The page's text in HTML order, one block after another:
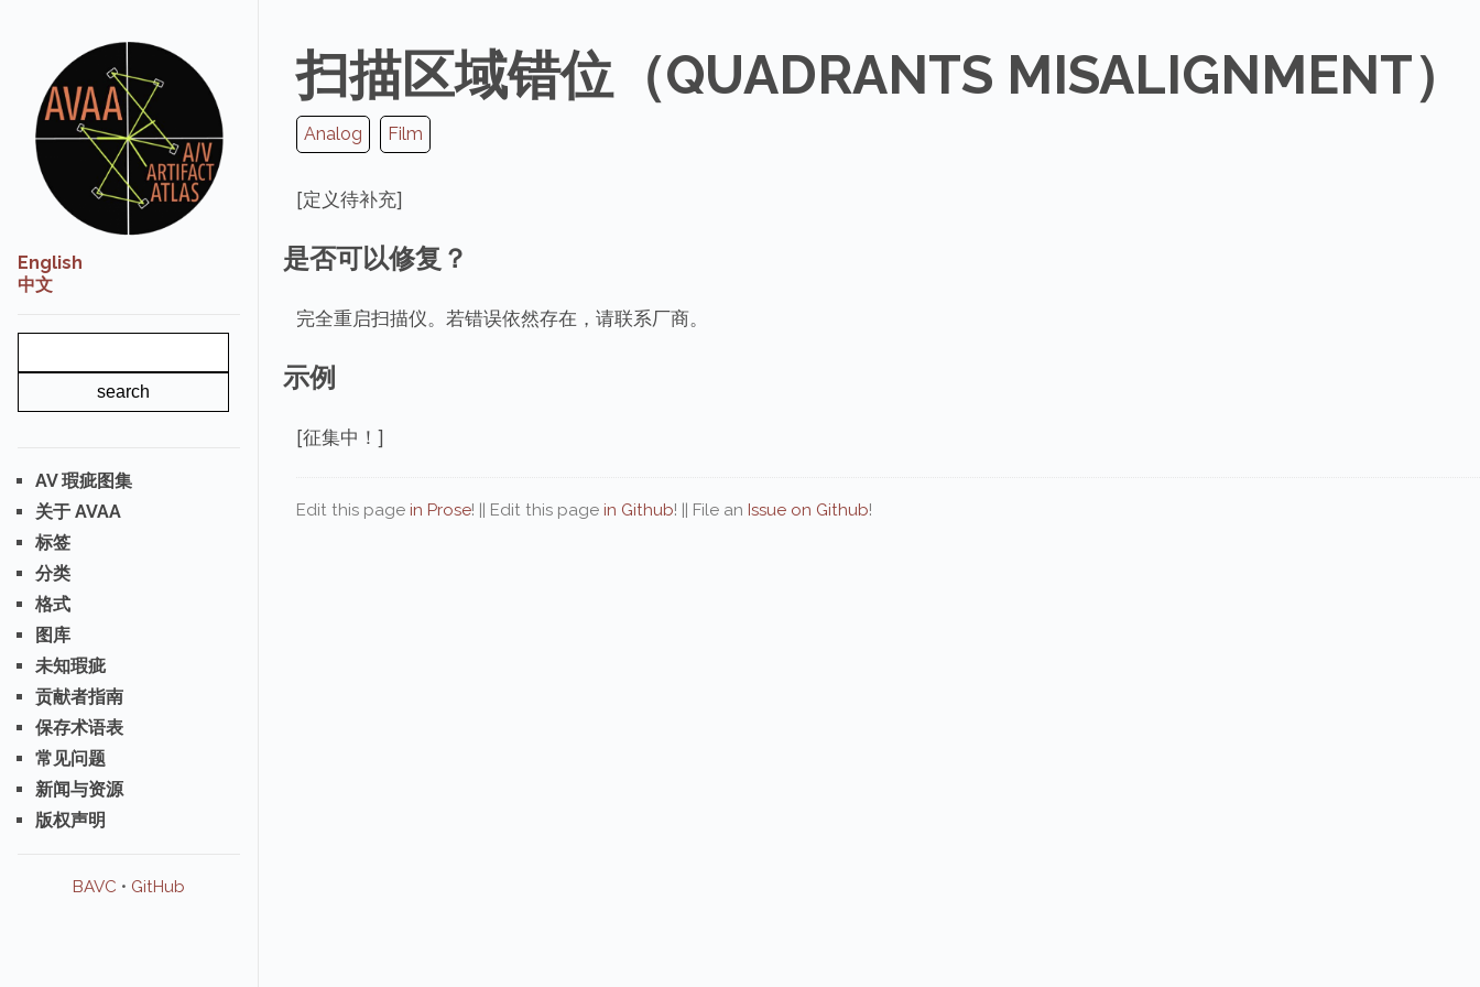
English
中文
AV 瑕疵图集
关于 AVAA
标签
分类
格式
图库
未知瑕疵
贡献者指南
保存术语表
常见问题
新闻与资源
版权声明
BAVC • GitHub
扫描区域错位（QUADRANTS MISALIGNMENT）
Analog Film
[定义待补充]
是否可以修复？
完全重启扫描仪。若错误依然存在，请联系厂商。
示例
[征集中！]
Edit this page in Prose! || Edit this page in Github! || File an Issue on Github!